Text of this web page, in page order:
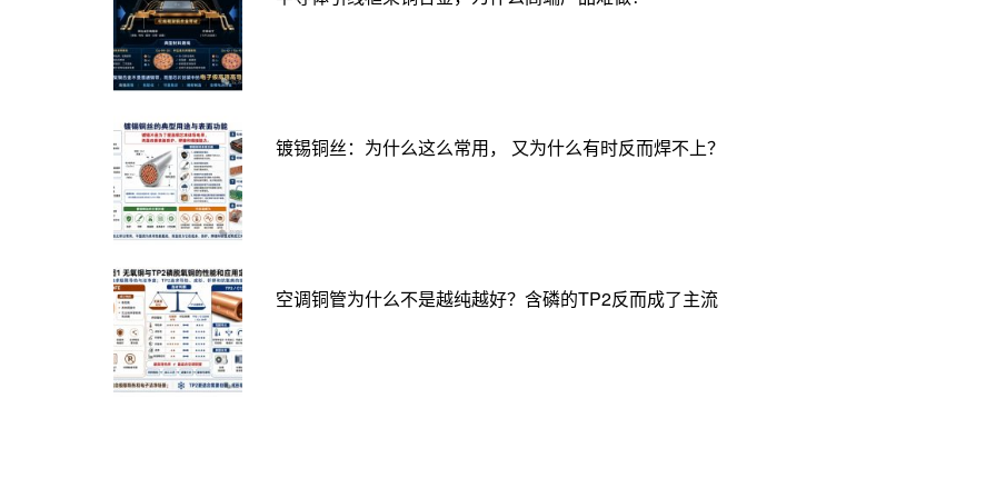
镀锡铜丝：为什么这么常用， 又为什么有时反而焊不上？
空调铜管为什么不是越纯越好？含磷的TP2反而成了主流